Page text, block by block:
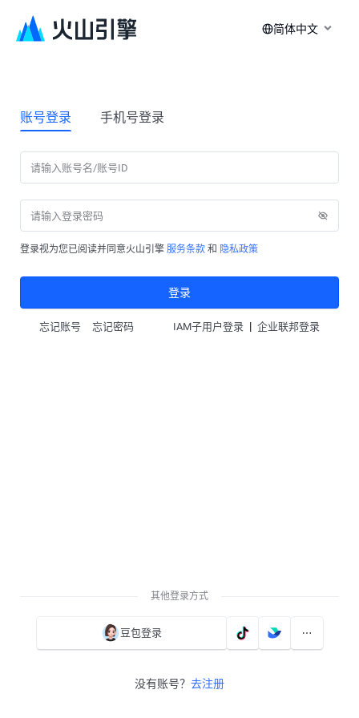
简体中文
账号登录 手机号登录
登录视为您已阅读并同意火山引擎 服务条款 和 隐私政策
登录
忘记账号 忘记密码 IAM子用户登录 | 企业联邦登录
其他登录方式
豆包登录
没有账号？ 去注册